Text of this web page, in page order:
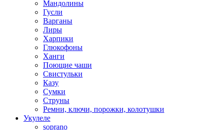
Мандолины
Гусли
Варганы
Лиры
Харпики
Глюкофоны
Ханги
Поющие чаши
Свистульки
Казу
Сумки
Струны
Ремни, ключи, порожки, колотушки
Укулеле
soprano